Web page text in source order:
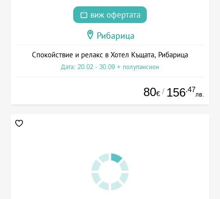
виж офертата
Рибарица
Спокойствие и релакс в Хотел Къщата, Рибарица
Дата: 20.02 - 30.09 + полупансион
80€ / 156.47
лв.